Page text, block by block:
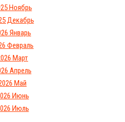
Ноябрь
Декабрь
Январь
Февраль
Март
Апрель
Май
Июнь
Июль